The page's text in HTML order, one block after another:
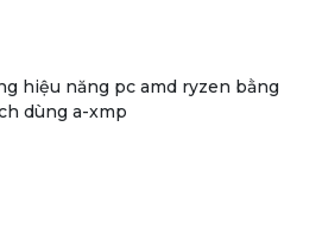
hiệu năng pc amd ryzen bằng
dùng a-xmp